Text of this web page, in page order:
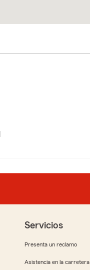
Servicios
Presenta un reclamo
Asistencia en la carretera